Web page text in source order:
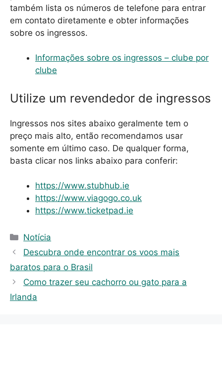
também lista os números de telefone para entrar
em contato diretamente e obter informações
sobre os ingressos.
Informações sobre os ingressos – clube por
clube
Utilize um revendedor de ingressos
Ingressos nos sites abaixo geralmente tem o
preço mais alto, então recomendamos usar
somente em último caso. De qualquer forma,
basta clicar nos links abaixo para conferir:
https://www.stubhub.ie
https://www.viagogo.co.uk
https://www.ticketpad.ie
C
a
e
g
o
Notícia
Descubra onde encontrar os voos mais
baratos para o Brasil
Como trazer seu cachorro ou gato para a
Irlanda